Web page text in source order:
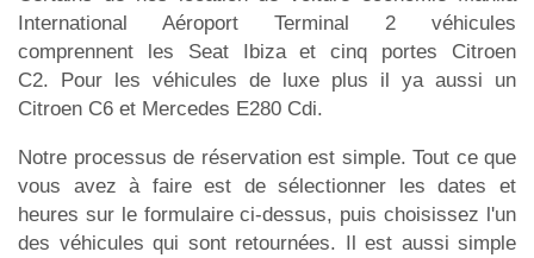
International Aéroport Terminal 2 véhicules
comprennent les Seat Ibiza et cinq portes Citroen
C2. Pour les véhicules de luxe plus il ya aussi un
Citroen C6 et Mercedes E280 Cdi.
Notre processus de réservation est simple. Tout ce que
vous avez à faire est de sélectionner les dates et
heures sur le formulaire ci-dessus, puis choisissez l'un
des véhicules qui sont retournées. Il est aussi simple